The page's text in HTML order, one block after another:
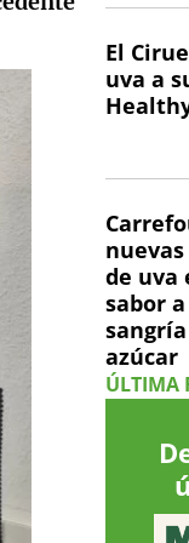
El
uva a
de uva
sabor
azúcar
ÚLTIMA